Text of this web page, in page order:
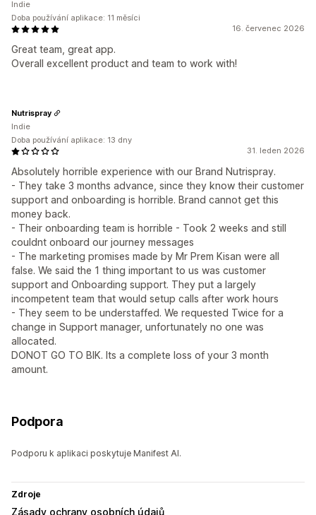
16. červenec 2026
Great team, great app.
Overall excellent product and team to work with!
Indie
Doba používání aplikace: 11 měsíci
31. leden 2026
Absolutely horrible experience with our Brand Nutrispray.
- They take 3 months advance, since they know their customer
support and onboarding is horrible. Brand cannot get this
money back.
- Their onboarding team is horrible - Took 2 weeks and still
couldnt onboard our journey messages
- The marketing promises made by Mr Prem Kisan were all
false. We said the 1 thing important to us was customer
support and Onboarding support. They put a largely
incompetent team that would setup calls after work hours
- They seem to be understaffed. We requested Twice for a
change in Support manager, unfortunately no one was
allocated.
DONOT GO TO BIK. Its a complete loss of your 3 month
amount.
Nutrispray
Indie
Doba používání aplikace: 13 dny
Podpora
Podporu k aplikaci poskytuje Manifest AI.
Zdroje
Zásady ochrany osobních údajů